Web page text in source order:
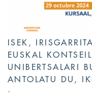
ISEK,
EUSKAL
UNIBERTSALARI
ANTOLATU DU,